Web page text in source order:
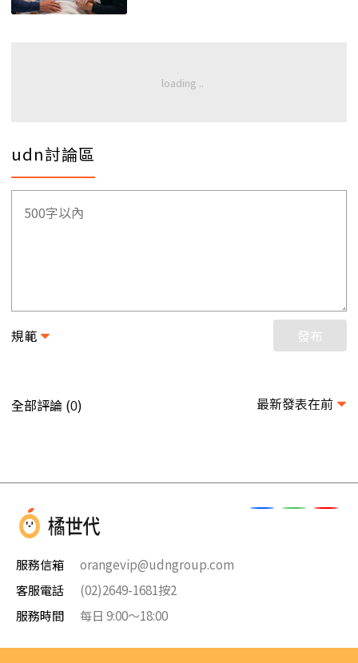
udn討論區
規範 發布
全部評論 (0) 最新發表在前
服務信箱
orangevip@udngroup.com
客服電話
(02)2649-1681按2
服務時間
每日 9:00～18:00